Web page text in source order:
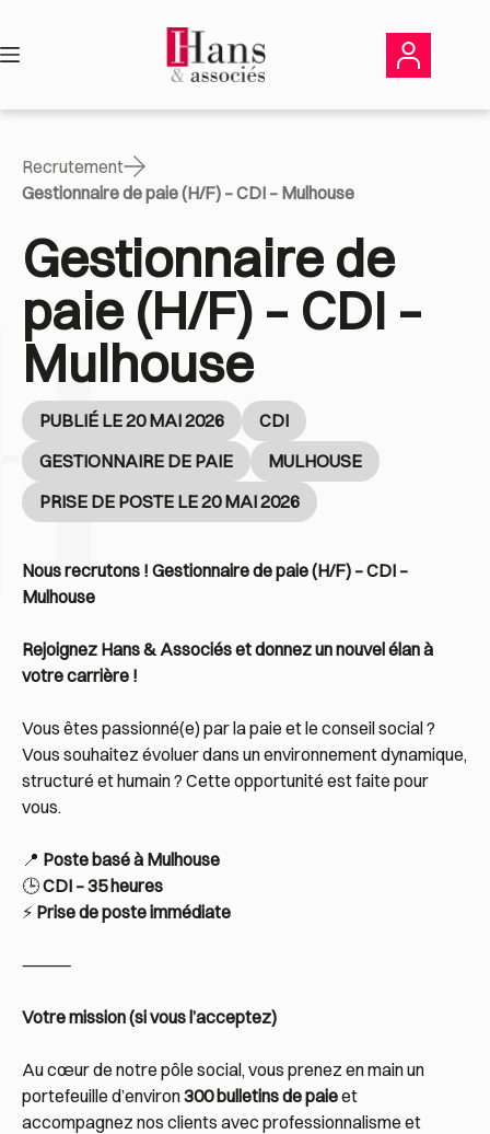
contenu
Recrutement
Gestionnaire de paie (H/F) – CDI – Mulhouse
Gestionnaire de
paie (H/F) – CDI –
Mulhouse
PUBLIÉ LE 20 MAI 2026
CDI
GESTIONNAIRE DE PAIE
MULHOUSE
PRISE DE POSTE LE 20 MAI 2026
Nous recrutons ! Gestionnaire de paie (H/F) – CDI –
Mulhouse
Rejoignez Hans & Associés et donnez un nouvel élan à
votre carrière !
Vous êtes passionné(e) par la paie et le conseil social ?
Vous souhaitez évoluer dans un environnement dynamique,
structuré et humain ? Cette opportunité est faite pour
vous.
📍 Poste basé à Mulhouse
🕒CDI – 35 heures
⚡ Prise de poste immédiate
⸻
Votre mission (si vous l’acceptez)
Au cœur de notre pôle social, vous prenez en main un
portefeuille d’environ300 bulletins de paieet
accompagnez nos clients avec professionnalisme et